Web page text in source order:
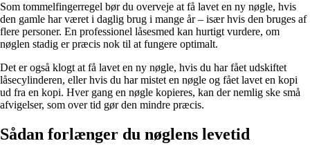
Som tommelfingerregel bør du overveje at få lavet en ny nøgle, hvis
den gamle har været i daglig brug i mange år – især hvis den bruges af
flere personer. En professionel låsesmed kan hurtigt vurdere, om
nøglen stadig er præcis nok til at fungere optimalt.
Det er også klogt at få lavet en ny nøgle, hvis du har fået udskiftet
låsecylinderen, eller hvis du har mistet en nøgle og fået lavet en kopi
ud fra en kopi. Hver gang en nøgle kopieres, kan der nemlig ske små
afvigelser, som over tid gør den mindre præcis.
Sådan forlænger du nøglens levetid